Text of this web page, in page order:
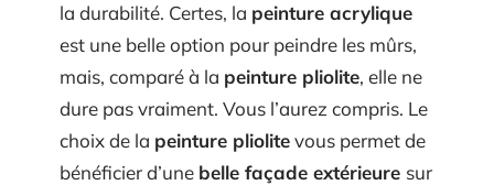
la durabilité. Certes, la peinture acrylique
est une belle option pour peindre les mûrs,
mais, comparé à la peinture pliolite, elle ne
dure pas vraiment. Vous l’aurez compris. Le
choix de la peinture pliolitevous permet de
bénéficier d’une belle façade extérieure sur